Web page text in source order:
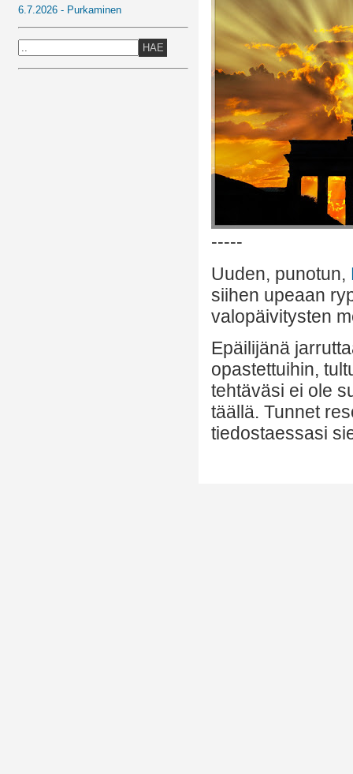
6.7.2026 - Purkaminen
HAE
-----
Uuden, punotun,
siihen upeaan
valopäivitysten
Epäilijänä
opastettuihin,
tehtäväsi ei ole
täällä. Tunnet
tiedostaessasi